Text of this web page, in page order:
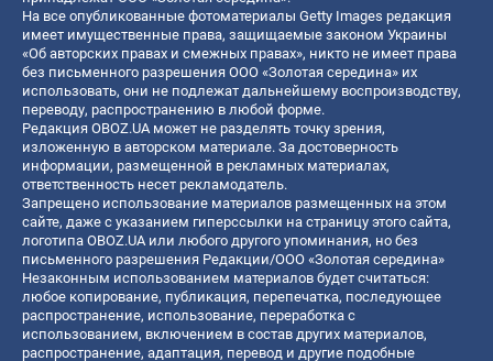
На все опубликованные фотоматериалы Getty Images редакция
имеет имущественные права, защищаемые законом Украины
«Об авторских правах и смежных правах», никто не имеет права
без письменного разрешения ООО «Золотая середина» их
использовать, они не подлежат дальнейшему воспроизводству,
переводу, распространению в любой форме.
Редакция OBOZ.UA может не разделять точку зрения,
изложенную в авторском материале. За достоверность
информации, размещенной в рекламных материалах,
ответственность несет рекламодатель.
Запрещено использование материалов размещенных на этом
сайте, даже с указанием гиперссылки на страницу этого сайта,
логотипа OBOZ.UA или любого другого упоминания, но без
письменного разрешения Редакции/ООО «Золотая середина»
Незаконным использованием материалов будет считаться:
любое копирование, публикация, перепечатка, последующее
распространение, использование, переработка с
использованием, включением в состав других материалов,
распространение, адаптация, перевод и другие подобные